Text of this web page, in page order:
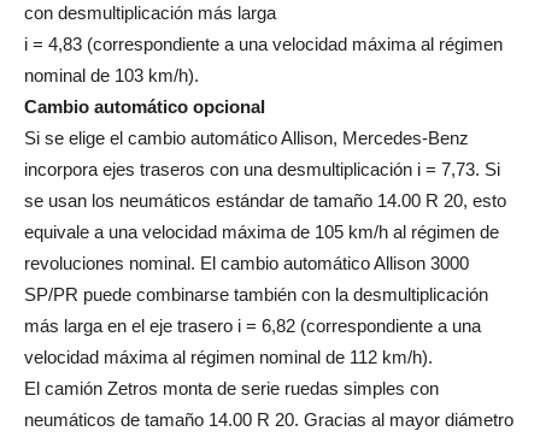
con desmultiplicación más larga
i = 4,83 (correspondiente a una velocidad máxima al régimen
nominal de 103 km/h).
Cambio automático opcional
Si se elige el cambio automático Allison, Mercedes-Benz
incorpora ejes traseros con una desmultiplicación i = 7,73. Si
se usan los neumáticos estándar de tamaño 14.00 R 20, esto
equivale a una velocidad máxima de 105 km/h al régimen de
revoluciones nominal. El cambio automático Allison 3000
SP/PR puede combinarse también con la desmultiplicación
más larga en el eje trasero i = 6,82 (correspondiente a una
velocidad máxima al régimen nominal de 112 km/h).
El camión Zetros monta de serie ruedas simples con
neumáticos de tamaño 14.00 R 20. Gracias al mayor diámetro